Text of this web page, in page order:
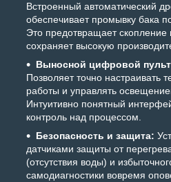
Встроенный автоматический
обеспечивает промывку бака
Это предотвращает скопление
сохраняет высокую
Выносной цифровой
Позволяет точно настраивать
работы и управлять
Интуитивно понятный
контроль над процессом.
Безопасность и защита:
датчиками защиты от
(отсутствия воды) и
самодиагностики вовремя